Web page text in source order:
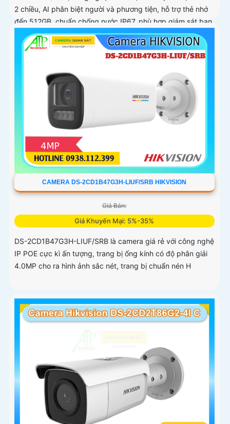
2 chiều, AI phân biệt người và phương tiện, hỗ trợ thẻ nhớ
đến 512GB, chuẩn chống nước IP67, phù hợp giám sát ban
đêm màu sắc 24/7
CAMERA DS-2CD1B47G3H-LIUF/SRB HIKVISION
Giá Bán:
Giá Khuyến Mại: 5%-35%
DS-2CD1B47G3H-LIUF/SRB là camera giá rẻ với công nghệ
IP POE cực kì ấn tượng, trang bị ống kính có độ phân giải
4.0MP cho ra hình ảnh sắc nét, trang bị chuẩn nén H